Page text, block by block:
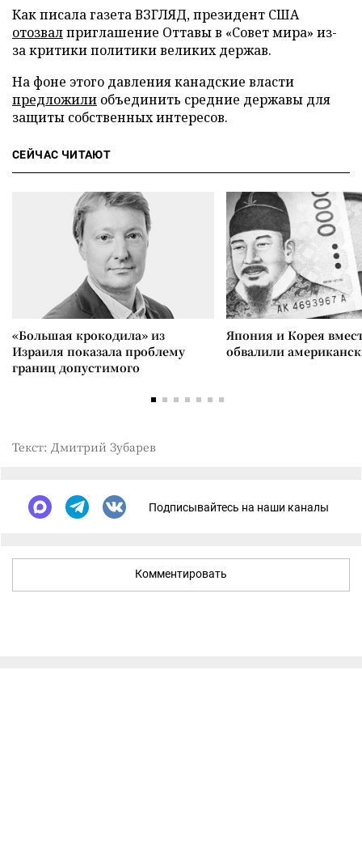
Как писала газета ВЗГЛЯД, президент США
отозвалприглашение Оттавы в «Совет мира» из-
за критики политики великих держав.
На фоне этого давления канадские власти
предложили объединить средние державы для
защиты собственных интересов.
СЕЙЧАС ЧИТАЮТ
«Большая крокодила» из
Израиля показала проблему
границ допустимого
Япония и Корея
обвалили
Текст: Дмитрий Зубарев
Подписывайтесь на наши каналы
Комментировать